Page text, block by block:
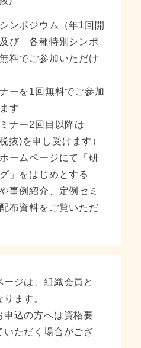
ンポジウム（年1回開
び 各種特別シンポ
料でご参加いただけ
ーを1回無料でご参加
す
ミナー2回目以降は
抜)を申し受けます）
ームページにて「研
」をはじめとする
事例紹介、定例セミ
布資料をご覧いただ
ジは、組織会員と
ます。
申込の方へは資格要
いただく場合がござ